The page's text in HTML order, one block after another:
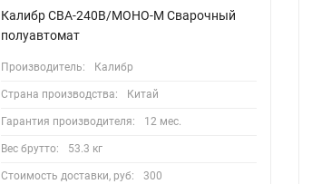
Калибр СВА-240В/МОНО-М Сварочный
полуавтомат
Производитель: Калибр
Страна производства: Китай
Гарантия производителя: 12 мес.
Вес брутто: 53.3 кг
Стоимость доставки, руб: 300